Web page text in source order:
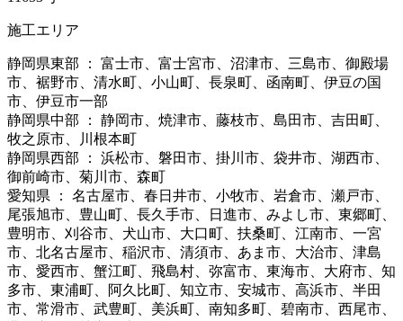
施工エリア
静岡県東部 ： 富士市、富士宮市、沼津市、三島市、御殿場
市、裾野市、清水町、小山町、長泉町、函南町、伊豆の国
市、伊豆市一部
静岡県中部 ： 静岡市、焼津市、藤枝市、島田市、吉田町、
牧之原市、川根本町
静岡県西部 ： 浜松市、磐田市、掛川市、袋井市、湖西市、
御前崎市、菊川市、森町
愛知県 ： 名古屋市、春日井市、小牧市、岩倉市、瀬戸市、
尾張旭市、豊山町、長久手市、日進市、みよし市、東郷町、
豊明市、刈谷市、犬山市、大口町、扶桑町、江南市、一宮
市、北名古屋市、稲沢市、清須市、あま市、大治市、津島
市、愛西市、蟹江町、飛島村、弥富市、東海市、大府市、知
多市、東浦町、阿久比町、知立市、安城市、高浜市、半田
市、常滑市、武豊町、美浜町、南知多町、碧南市、西尾市、